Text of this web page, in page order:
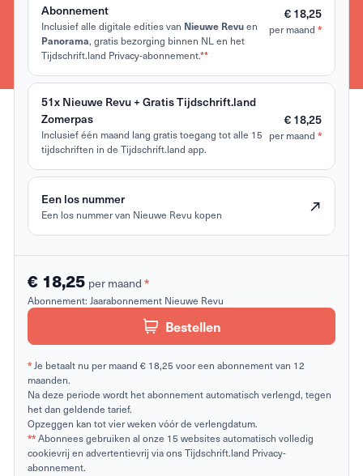
Abonnement
Inclusief alle digitale edities van Nieuwe Revuen
Panorama, gratis bezorging binnen NL en het
Tijdschrift.land Privacy-abonnement.**
€ 18,25
per maand *
51x Nieuwe Revu + Gratis Tijdschrift.land
Zomerpas
Inclusief één maand lang gratis toegang tot alle 15
tijdschriften in de Tijdschrift.land app.
€ 18,25
per maand *
Een los nummer
Een los nummer van Nieuwe Revu kopen
€ 18,25 per maand *
Abonnement: Jaarabonnement Nieuwe Revu
Bestellen
*Je betaalt nu per maand € 18,25 voor een abonnement van 12
maanden.
Na deze periode wordt het abonnement automatisch verlengd, tegen
het dan geldende tarief.
Opzeggen kan tot vier weken vóór de verlengdatum.
**Abonnees gebruiken al onze 15 websites automatisch volledig
cookievrij en advertentievrij via ons Tijdschrift.land Privacy-
abonnement.